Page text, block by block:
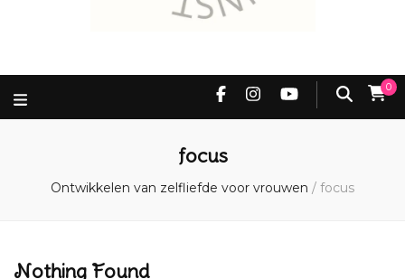
0
focus
Ontwikkelen van zelfliefde voor vrouwen / focus
Nothing Found